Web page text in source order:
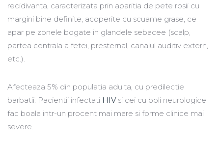
recidivanta, caracterizata prin aparitia de pete rosii cu
margini bine definite, acoperite cu scuame grase, ce
apar pe zonele bogate in glandele sebacee (scalp,
partea centrala a fetei, presternal, canalul auditiv extern,
etc.).
Afecteaza 5% din populatia adulta, cu predilectie
barbatii. Pacientii infectati HIVsi cei cu boli neurologice
fac boala intr-un procent mai mare si forme clinice mai
severe.